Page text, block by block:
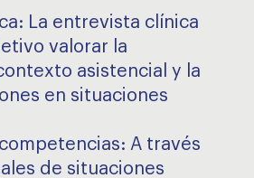
La entrevista clínica
valorar la
asistencial y la
en situaciones
A través
de situaciones